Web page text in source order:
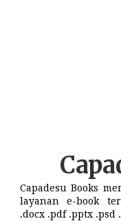
Capadesu Books
layanan e-book
.docx .pdf .pptx